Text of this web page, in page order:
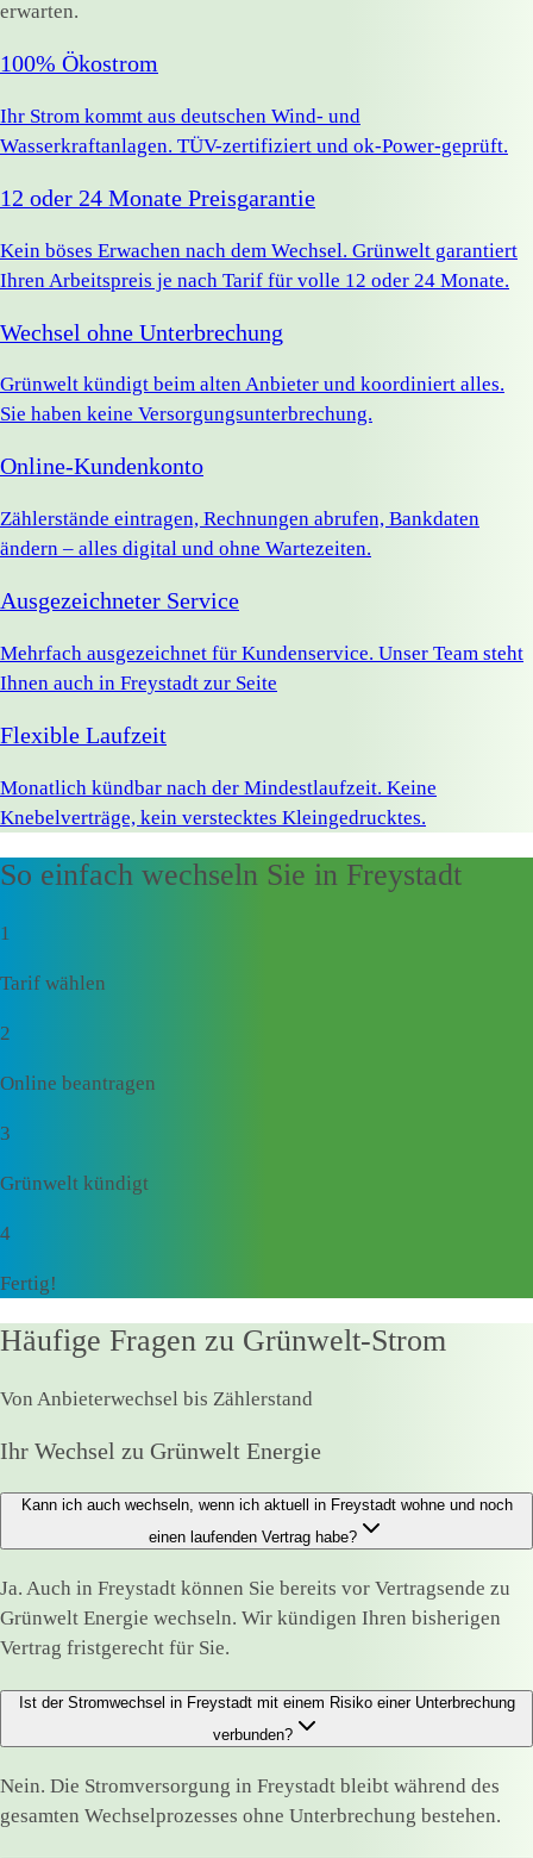
erwarten.
100% Ökostrom
Ihr Strom kommt aus deutschen Wind- und
Wasserkraftanlagen. TÜV-zertifiziert und ok-Power-geprüft.
12 oder 24 Monate Preisgarantie
Kein böses Erwachen nach dem Wechsel. Grünwelt garantiert
Ihren Arbeitspreis je nach Tarif für volle 12 oder 24 Monate.
Wechsel ohne Unterbrechung
Grünwelt kündigt beim alten Anbieter und koordiniert alles.
Sie haben keine Versorgungsunterbrechung.
Online-Kundenkonto
Zählerstände eintragen, Rechnungen abrufen, Bankdaten
ändern – alles digital und ohne Wartezeiten.
Ausgezeichneter Service
Mehrfach ausgezeichnet für Kundenservice. Unser Team steht
Ihnen auch in Freystadt zur Seite
Flexible Laufzeit
Monatlich kündbar nach der Mindestlaufzeit. Keine
Knebelverträge, kein verstecktes Kleingedrucktes.
So einfach wechseln Sie in Freystadt
1
Tarif wählen
2
Online beantragen
3
Grünwelt kündigt
4
Fertig!
Häufige Fragen zu Grünwelt-Strom
Von Anbieterwechsel bis Zählerstand
Ihr Wechsel zu Grünwelt Energie
Kann ich auch wechseln, wenn ich aktuell in Freystadt wohne und noch
einen laufenden Vertrag habe?
Ja. Auch in Freystadt können Sie bereits vor Vertragsende zu
Grünwelt Energie wechseln. Wir kündigen Ihren bisherigen
Vertrag fristgerecht für Sie.
Ist der Stromwechsel in Freystadt mit einem Risiko einer Unterbrechung
verbunden?
Nein. Die Stromversorgung in Freystadt bleibt während des
gesamten Wechselprozesses ohne Unterbrechung bestehen.